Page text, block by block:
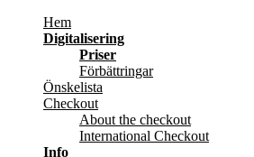
Hem
Digitalisering
Priser
Förbättringar
Önskelista
Checkout
About the checkout
International Checkout
Info